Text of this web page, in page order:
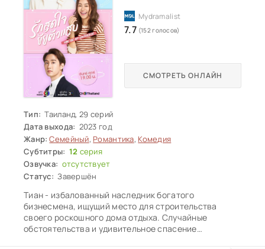
Тип: Таиланд, 29 серий
Дата выхода: 2023 год
Жанр: Семейный, Романтика, Комедия
Субтитры: 12 серия
Озвучка: отсутствует
Статус: Завершён
Тиан - избалованный наследник богатого
бизнесмена, ищущий место для строительства
своего роскошного дома отдыха. Случайные
обстоятельства и удивительное спасение
СМОТРЕТЬ ОНЛАЙН
7.7 (152 голосов)